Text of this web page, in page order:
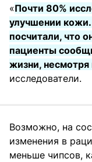
«Почти 80%
улучшении
посчитали, что
пациенты
жизни, несмотря
исследователи.
Возможно, на
изменения в
меньше чипсов,